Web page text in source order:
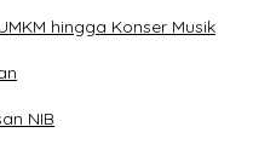
hingga Konser Musik
NIB